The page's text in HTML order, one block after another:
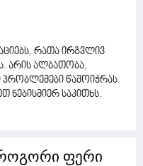
რათა ირგვლივ
არის ალბათობა,
პრობლემები წამოიჭრას.
ნებისმიერ საკითხს.
როგორი ფერი